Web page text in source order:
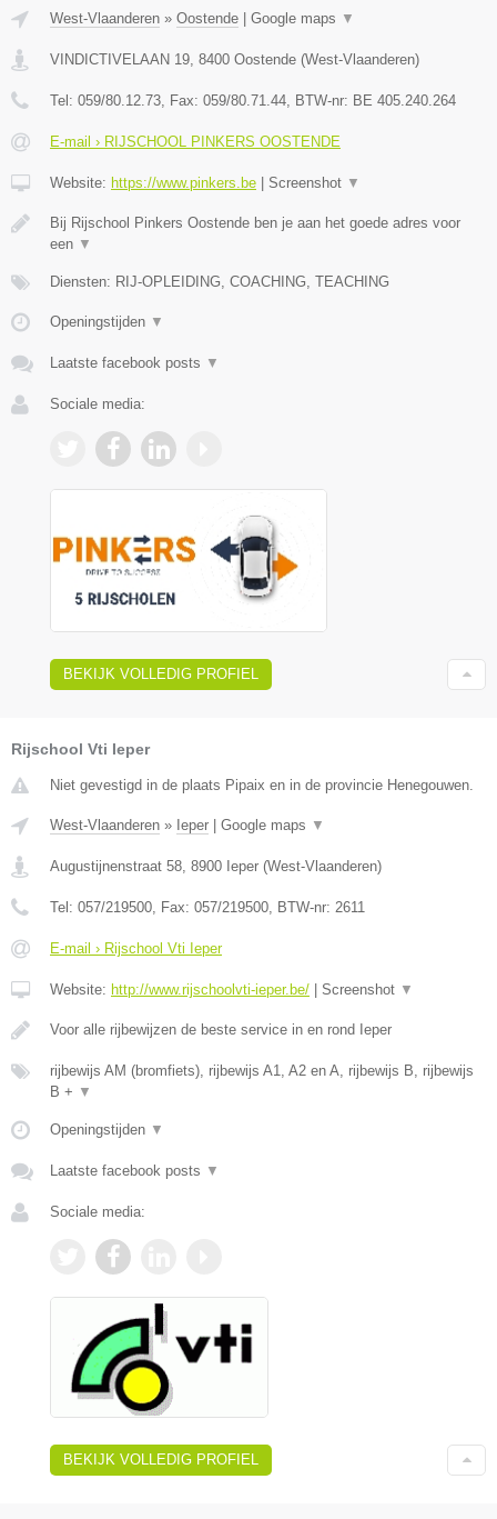
West-Vlaanderen » Oostende Google maps ▼
VINDICTIVELAAN 19, 8400 Oostende (West-Vlaanderen)
Tel: 059/80.12.73, Fax: 059/80.71.44, BTW-nr: BE 405.240.264
E-mail › RIJSCHOOL PINKERS OOSTENDE
Website: https://www.pinkers.be Screenshot ▼
Bij Rijschool Pinkers Oostende ben je aan het goede adres voor
een ▼
Diensten: RIJ-OPLEIDING, COACHING, TEACHING
Openingstijden ▼
Laatste facebook posts ▼
Sociale media:
BEKIJK VOLLEDIG PROFIEL
Rijschool Vti Ieper
Niet gevestigd in de plaats Pipaix en in de provincie Henegouwen.
West-Vlaanderen » Ieper Google maps ▼
Augustijnenstraat 58, 8900 Ieper (West-Vlaanderen)
Tel: 057/219500, Fax: 057/219500, BTW-nr: 2611
E-mail › Rijschool Vti Ieper
Website: http://www.rijschoolvti-ieper.be/ Screenshot ▼
Voor alle rijbewijzen de beste service in en rond Ieper
rijbewijs AM (bromfiets), rijbewijs A1, A2 en A, rijbewijs B, rijbewijs
B + ▼
Openingstijden ▼
Laatste facebook posts ▼
Sociale media:
BEKIJK VOLLEDIG PROFIEL